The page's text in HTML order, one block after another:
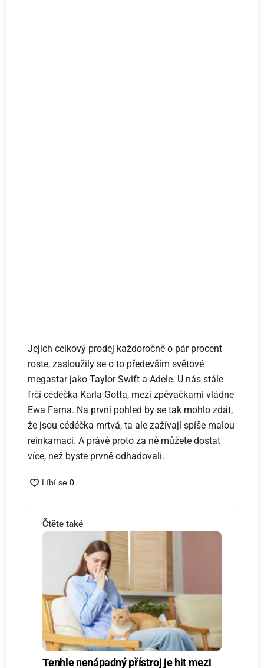
Jejich celkový prodej každoročně o pár procent
roste, zasloužily se o to především světové
megastar jako Taylor Swift a Adele. U nás stále
frčí cédéčka Karla Gotta, mezi zpěvačkami vládne
Ewa Farna. Na první pohled by se tak mohlo zdát,
že jsou cédéčka mrtvá, ta ale zažívají spíše malou
reinkarnaci. A právě proto za ně můžete dostat
více, než byste prvně odhadovali.
Čtěte také
Tenhle nenápadný přístroj je hit mezi